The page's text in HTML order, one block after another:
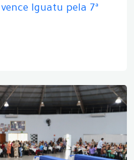
Iguatu pela 7ª